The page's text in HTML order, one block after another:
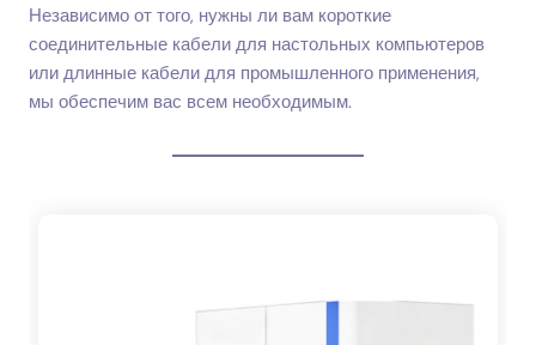
Независимо от того, нужны ли вам короткие
соединительные кабели для настольных компьютеров
или длинные кабели для промышленного применения,
мы обеспечим вас всем необходимым.